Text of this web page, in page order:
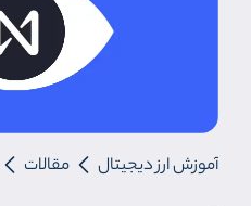
آموزش ارز دیجیتال مقالات